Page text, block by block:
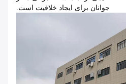
جوانان برای ایجاد خلاقیت است.